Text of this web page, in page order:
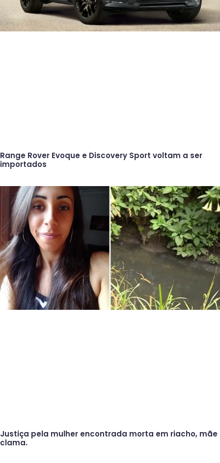
Range Rover Evoque e Discovery Sport voltam a ser
importados
Justiça pela mulher encontrada morta em riacho, mãe
clama.